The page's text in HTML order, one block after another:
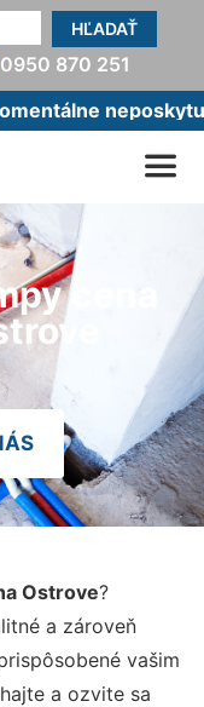
HĽADAŤ
0950 870 251
cena
Ostrove?
a zároveň
vašim
a ozvite sa